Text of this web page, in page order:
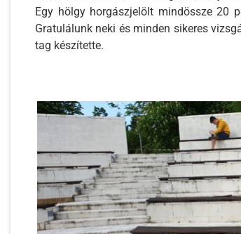
Egy hölgy horgászjelölt mindössze 20
Gratulálunk neki és minden sikeres
tag készítette.